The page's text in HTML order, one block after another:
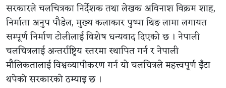
सरकारले चलचित्रका निर्देशक तथा लेखक अविनाश विक्रम शाह,
निर्माता अनुप पौडेल, मुख्य कलाकार पुष्पा थिङ लामा लगायत
सम्पूर्ण निर्माण टोलीलाई विशेष धन्यवाद दिएको छ । नेपाली
चलचित्रलाई अन्तर्राष्ट्रिय स्तरमा स्थापित गर्न र नेपाली
मौलिकतालाई विश्वव्यापीकरण गर्न यो चलचित्रले महत्त्वपूर्ण इँटा
थपेको सरकारको ठम्याइ छ ।